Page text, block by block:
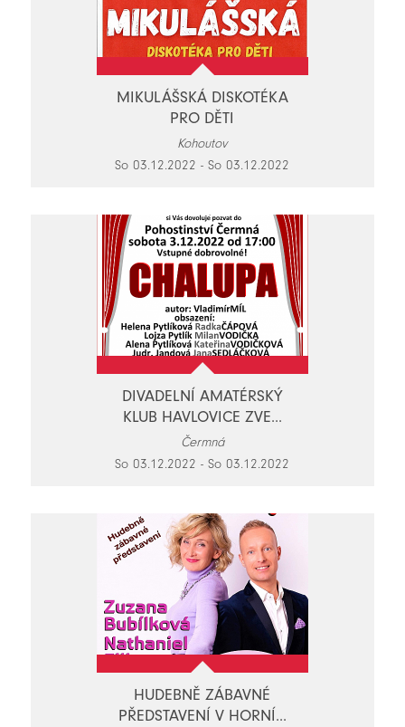
MIKULÁŠSKÁ DISKOTÉKA
PRO DĚTI
Kohoutov
So 03.12.2022 - So 03.12.2022
DIVADELNÍ AMATÉRSKÝ
KLUB HAVLOVICE ZVE...
Čermná
So 03.12.2022 - So 03.12.2022
HUDEBNĚ ZÁBAVNÉ
PŘEDSTAVENÍ V HORNÍ...